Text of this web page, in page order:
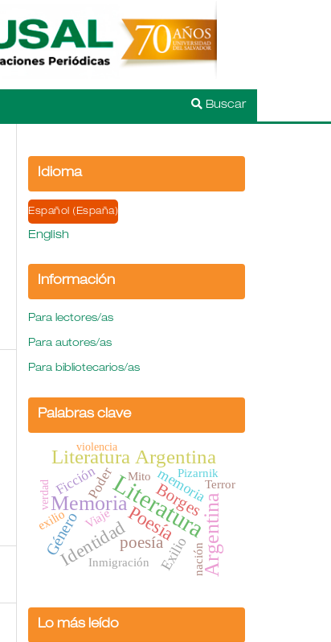
Buscar
Idioma
Español (España)
English
Información
Para lectores/as
Para autores/as
Para bibliotecarios/as
Palabras clave
Literatura
Memoria Argentina
Literatura Argentina
Poesía
Identidad
Borges
poesía
Género
memoria
Exilio
Poder
Ficción
Viaje
Inmigración
Mito Pizarnik
exilio
Terror
nación
violencia
verdad
Lo más leído